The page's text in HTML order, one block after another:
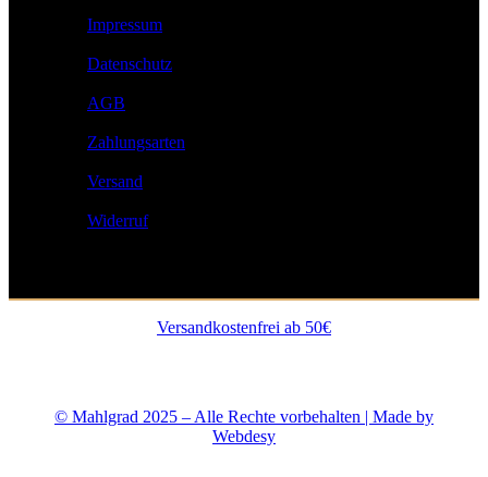
Impressum
Datenschutz
AGB
Zahlungsarten
Versand
Widerruf
Versandkostenfrei ab 50€
© Mahlgrad 2025 – Alle Rechte vorbehalten | Made by
Webdesy